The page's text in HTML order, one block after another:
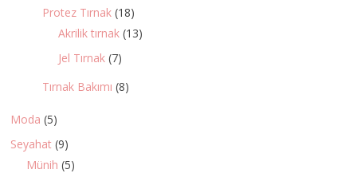
Protez Tırnak (18)
Akrilik tırnak (13)
Jel Tırnak (7)
Tırnak Bakımı (8)
Moda (5)
Seyahat (9)
Münih (5)